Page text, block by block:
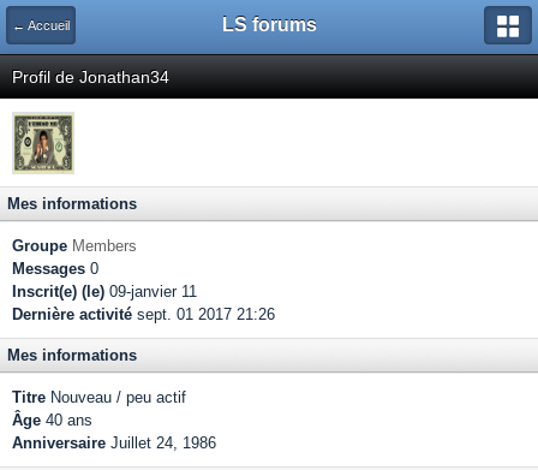
← Accueil LS forums
Profil de Jonathan34
Mes informations
Groupe Members
Messages 0
Inscrit(e) (le) 09-janvier 11
Dernière activité sept. 01 2017 21:26
Mes informations
Titre Nouveau / peu actif
Âge 40 ans
Anniversaire Juillet 24, 1986